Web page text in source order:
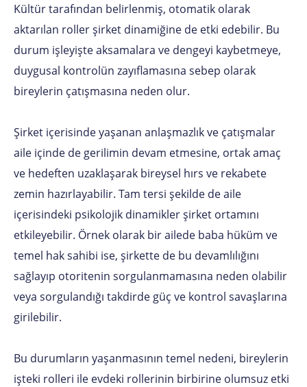
Kültür tarafından belirlenmiş, otomatik olarak
aktarılan roller şirket dinamiğine de etki edebilir. Bu
durum işleyişte aksamalara ve dengeyi kaybetmeye,
duygusal kontrolün zayıflamasına sebep olarak
bireylerin çatışmasına neden olur.
Şirket içerisinde yaşanan anlaşmazlık ve çatışmalar
aile içinde de gerilimin devam etmesine, ortak amaç
ve hedeften uzaklaşarak bireysel hırs ve rekabete
zemin hazırlayabilir. Tam tersi şekilde de aile
içerisindeki psikolojik dinamikler şirket ortamını
etkileyebilir. Örnek olarak bir ailede baba hüküm ve
temel hak sahibi ise, şirkette de bu devamlılığını
sağlayıp otoritenin sorgulanmamasına neden olabilir
veya sorgulandığı takdirde güç ve kontrol savaşlarına
girilebilir.
Bu durumların yaşanmasının temel nedeni, bireylerin
işteki rolleri ile evdeki rollerinin birbirine olumsuz etki